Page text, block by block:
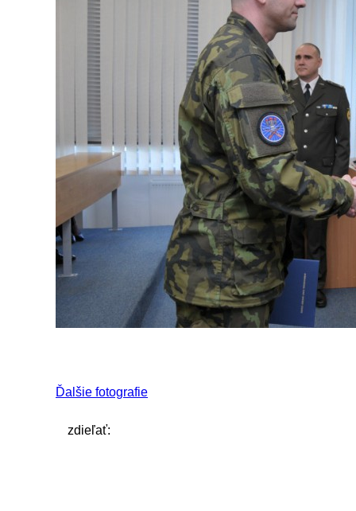
Ďalšie fotografie
zdieľať: